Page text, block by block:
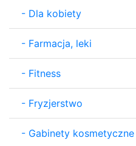
- Dla kobiety
- Farmacja, leki
- Fitness
- Fryzjerstwo
- Gabinety kosmetyczne